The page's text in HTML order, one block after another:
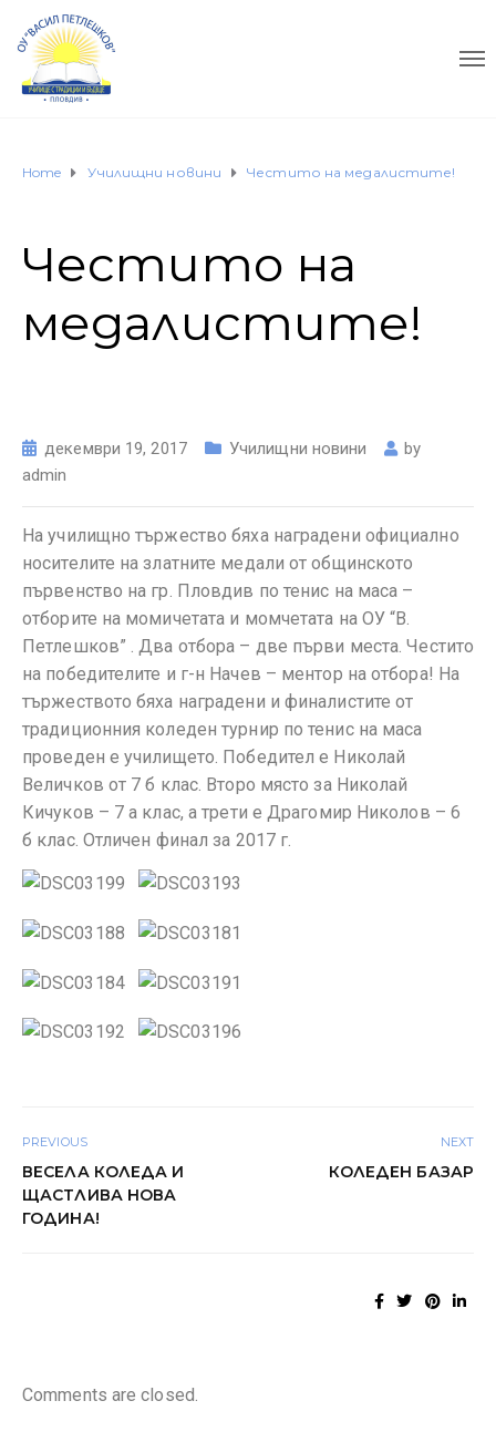
Home Училищни новини Честито на медалистите!
Честито на
медалистите!
декември 19, 2017 Училищни новини
by
admin
На училищно тържество бяха наградени официално
носителите на златните медали от общинското
първенство на гр. Пловдив по тенис на маса –
отборите на момичетата и момчетата на ОУ “В.
Петлешков” . Два отбора – две първи места. Честито
на победителите и г-н Начев – ментор на отбора! На
тържеството бяха наградени и финалистите от
традиционния коледен турнир по тенис на маса
проведен е училището. Победител е Николай
Величков от 7 б клас. Второ място за Николай
Кичуков – 7 а клас, а трети е Драгомир Николов – 6
б клас. Отличен финал за 2017 г.
PREVIOUS
ВЕСЕЛА КОЛЕДА И
ЩАСТЛИВА НОВА
ГОДИНА!
NEXT
КОЛЕДЕН БАЗАР
Comments are closed.